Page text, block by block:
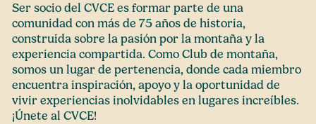
Ser socio del CVCE es formar parte de una
comunidad con más de 75 años de historia,
construida sobre la pasión por la montaña y la
experiencia compartida. Como Club de montaña,
somos un lugar de pertenencia, donde cada miembro
encuentra inspiración, apoyo y la oportunidad de
vivir experiencias inolvidables en lugares increíbles.
¡Únete al CVCE!